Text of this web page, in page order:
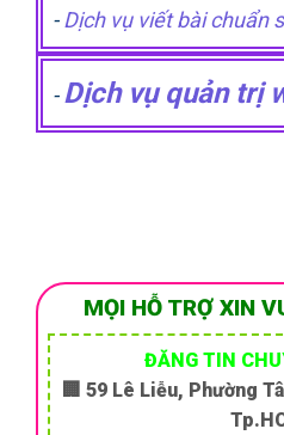
-Dịch vụ viết bài chuẩn
-Dịch vụ quản trị
MỌI HỖ TRỢ XIN
ĐĂNG TIN
🏢 59 Lê Liễu, Phường